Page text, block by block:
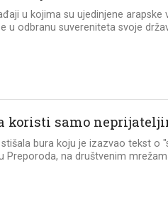
u kojima su ujedinjene
u odbranu suvereniteta svoje
koristi samo
bura koju je izazvao tekst o
Preporoda, na društvenim